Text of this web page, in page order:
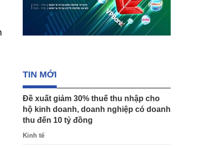
TIN MỚI
Đề xuất giảm 30% thuế thu nhập cho
hộ kinh doanh, doanh nghiệp có doanh
thu đến 10 tỷ đồng
Kinh tế